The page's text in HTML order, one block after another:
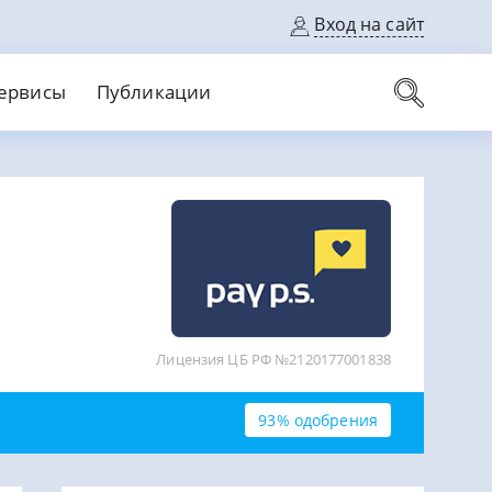
Вход на сайт
На длительный срок
Публикации
Лицензия ЦБ РФ №2120177001838
93% одобрения